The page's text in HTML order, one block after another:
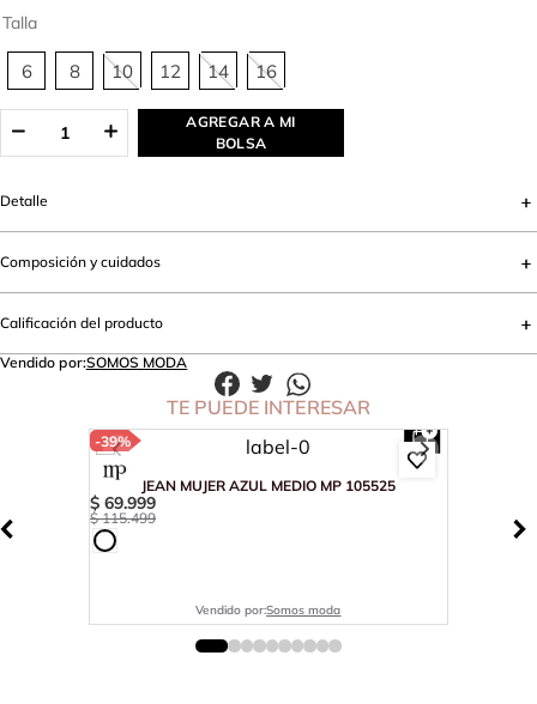
Talla
6 8 10 12 14 16
AGREGAR A MI
BOLSA
Detalle
Composición y cuidados
Calificación del producto
Vendido por:SOMOS MODA
TE PUEDE INTERESAR
-39%
JEAN MUJER AZUL MEDIO MP 105525
$ 69.999
$ 115.499
Vendido por:Somos moda